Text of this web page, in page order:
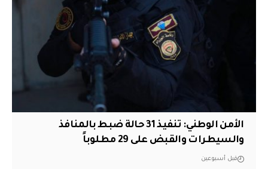
الأمن الوطني: تنفيذ 31 حالة ضبط بالمنافذ
والسيطرات والقبض على 29 مطلوباً
قبل أسبوعين